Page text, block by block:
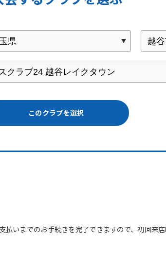
このクラブを選択
いまでのお手続きを完了できますので、初回来